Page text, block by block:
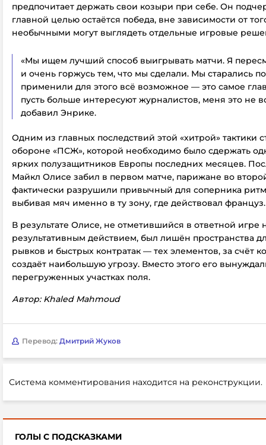
предпочитает держать свои козыри при себе. Он
главной целью остаётся победа, вне зависимости от
необычными могут выглядеть отдельные игровые
«Мы ищем лучший способ выигрывать матчи. Я
и очень горжусь тем, что мы сделали. Мы старались
применили для этого всё возможное — это самое
пусть больше интересуют журналистов, меня это не
добавил Энрике.
Одним из главных последствий этой «хитрой» тактики
обороне «ПСЖ», которой необходимо было сдержать
ярких полузащитников Европы последних месяцев.
Майкл Олисе забил в первом матче, парижане во
фактически разрушили привычный для соперника
выбивая мяч именно в ту зону, где действовал француз.
В результате Олисе, не отметившийся в ответной игре
результативным действием, был лишён пространства
рывков и быстрых контратак — тех элементов, за счёт
создаёт наибольшую угрозу. Вместо этого его
перегруженных участках поля.
Автор: Khaled Mahmoud
Перевод: Дмитрий Жуков
Система комментирования находится на реконструкции.
ГОЛЫ С ПОДСКАЗКАМИ